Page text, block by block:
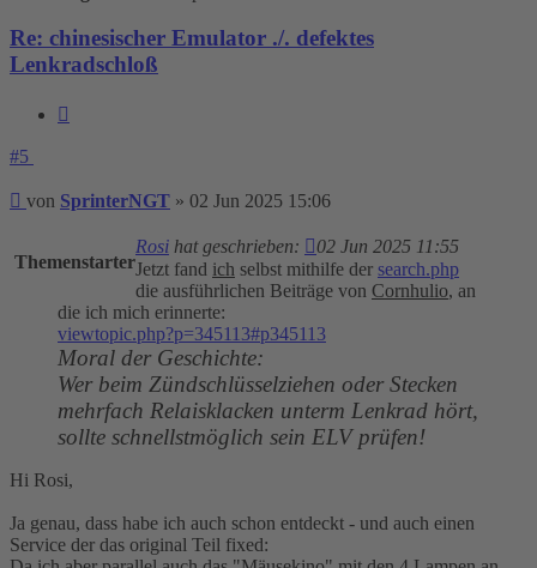
Re: chinesischer Emulator ./. defektes
Lenkradschloß
#5
Beitrag
von SprinterNGT » 02 Jun 2025 15:06
Themenstarter
Rosi hat geschrieben:
02 Jun 2025 11:55
Jetzt fand ich selbst mithilfe der search.php
die ausführlichen Beiträge von Cornhulio, an
die ich mich erinnerte:
viewtopic.php?p=345113#p345113
Moral der Geschichte:
Wer beim Zündschlüsselziehen oder Stecken
mehrfach Relaisklacken unterm Lenkrad hört,
sollte schnellstmöglich sein ELV prüfen!
Hi Rosi,
Ja genau, dass habe ich auch schon entdeckt - und auch einen
Service der das original Teil fixed: